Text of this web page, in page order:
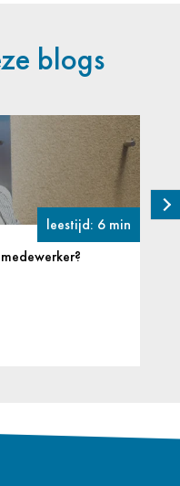
blogs
leestijd: 6 min